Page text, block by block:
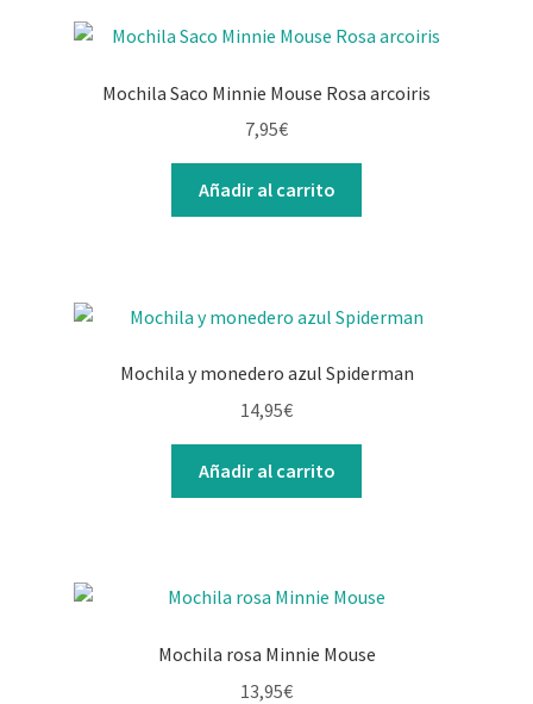
Mochila Saco Minnie Mouse Rosa arcoiris
7,95€
Añadir al carrito
Mochila y monedero azul Spiderman
14,95€
Añadir al carrito
Mochila rosa Minnie Mouse
13,95€